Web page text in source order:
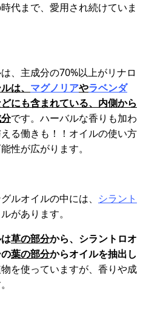
代まで、愛用され続けていま
、主成分の70%以上がリナロ
は、 マグノリアやラベンダ
にも含まれている、内側から
です。ハーバルな香りも加わ
る働きも！！オイルの使い方
性が広がります。
ルオイルの中には、 シラント
があります。
草の部分から、シラントロオ
葉の部分からオイルを抽出し
を使っていますが、香りや成